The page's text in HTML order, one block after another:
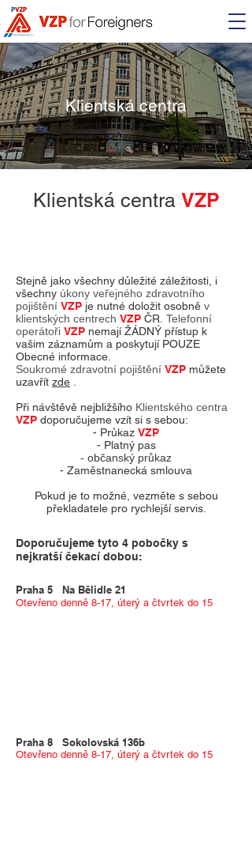
Klientská centra
Klientská centra VZP
Stejně jako všechny důležité záležitosti, i
všechny úkony veřejného zdravotního
pojištění VZP je nutné doložit osobně v
klientských centrech VZP ČR. Telefonní
operátoři VZP nemají ŽÁDNÝ přístup k
vašim záznamům a poskytují POUZE
Obecné informace.
Soukromé zdravotní pojištění VZP můžete
uzavřít zde
Při návštěvě nejbližšího Klientského centra
VZP doporučujeme vzít si s sebou:
- Průkaz VZP
- Platný pas
- občanský průkaz
- Zaměstnanecká smlouva
Pokud je to možné, vezměte s sebou
překladatele pro rychlejší servis.
Doporučujeme tyto 4 pobočky s
nejkratší čekací dobou:
Praha 5 Na Bělidle 21
Otevřeno denně 8-17, úterý a čtvrtek do 15
Praha 8 Sokolovská 136b
Otevřeno denně 8-17, úterý a čtvrtek do 15